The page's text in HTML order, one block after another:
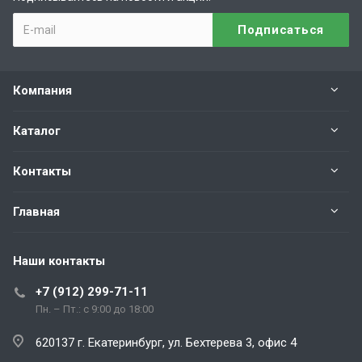
Компания
Каталог
Контакты
Главная
Наши контакты
+7 (912) 299-71-11
Пн. – Пт.: с 9:00 до 18:00
620137 г. Екатеринбург, ул. Бехтерева 3, офис 4